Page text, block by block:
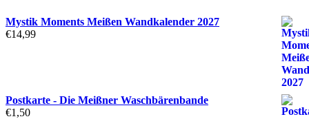
Mystik Moments Meißen Wandkalender 2027
€14,99
Postkarte - Die Meißner Waschbärenbande
€1,50